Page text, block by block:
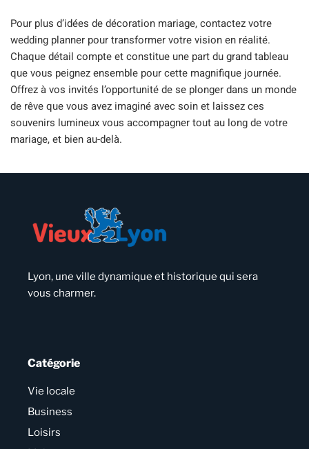
Pour plus d’idées de décoration mariage, contactez votre
wedding planner pour transformer votre vision en réalité.
Chaque détail compte et constitue une part du grand tableau
que vous peignez ensemble pour cette magnifique journée.
Offrez à vos invités l’opportunité de se plonger dans un monde
de rêve que vous avez imaginé avec soin et laissez ces
souvenirs lumineux vous accompagner tout au long de votre
mariage, et bien au-delà.
Lyon, une ville dynamique et historique qui sera
vous charmer.
Catégorie
Vie locale
Business
Loisirs